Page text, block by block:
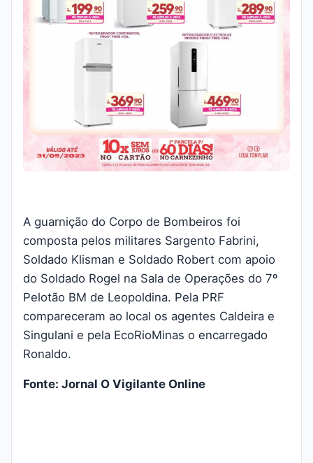
A guarnição do Corpo de Bombeiros foi
composta pelos militares Sargento Fabrini,
Soldado Klisman e Soldado Robert com apoio
do Soldado Rogel na Sala de Operações do 7º
Pelotão BM de Leopoldina. Pela PRF
compareceram ao local os agentes Caldeira e
Singulani e pela EcoRioMinas o encarregado
Ronaldo.
Fonte: Jornal O Vigilante Online